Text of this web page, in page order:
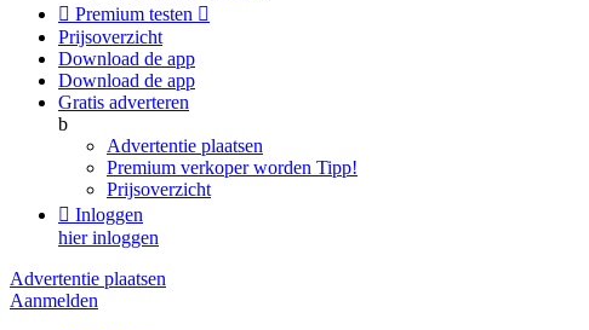
 Premium testen 
Prijsoverzicht
Download de app
Download de app
Gratis adverteren
b
Advertentie plaatsen
Premium verkoper worden Tipp!
Prijsoverzicht
 Inloggen
hier inloggen
Advertentie plaatsen
Aanmelden